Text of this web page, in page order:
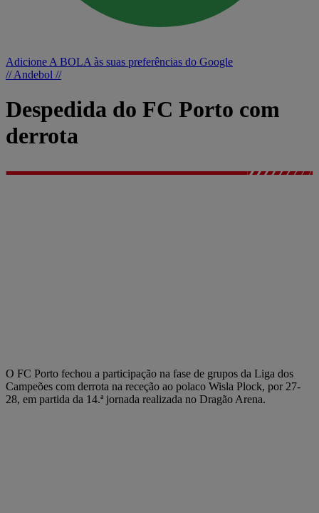
Adicione A BOLA às suas preferências do Google
// Andebol //
Despedida do FC Porto com
derrota
O FC Porto fechou a participação na fase de grupos da Liga dos
Campeões com derrota na receção ao polaco Wisla Plock, por 27-
28, em partida da 14.ª jornada realizada no Dragão Arena.